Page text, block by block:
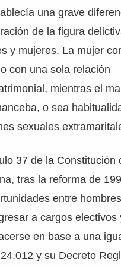
una grave
de la figura
y mujeres. La mujer
con una sola relación
mientras el
o sea
sexuales
37 de la Constitución
tras la reforma de
entre
a cargos electivos
en base a una
y su Decreto